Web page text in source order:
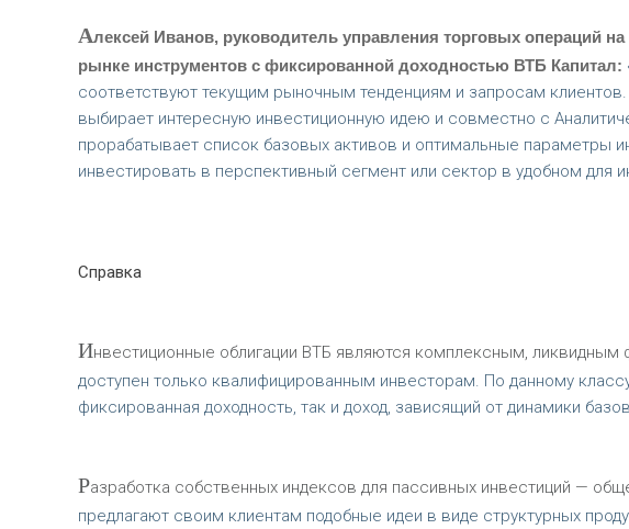
Алексей Иванов, руководитель управления торговых операций
рынке инструментов с фиксированной доходностью ВТБ Капитал:
соответствуют текущим рыночным тенденциям и запросам
выбирает интересную инвестиционную идею и совместно с
прорабатывает список базовых активов и оптимальные параметры
инвестировать в перспективный сегмент или сектор в удобном для
Справка
Инвестиционные облигации ВТБ являются комплексным,
доступен только квалифицированным инвесторам. По данному
фиксированная доходность, так и доход, зависящий от динамики
Разработка собственных индексов для пассивных инвестиций —
предлагают своим клиентам подобные идеи в виде структурных